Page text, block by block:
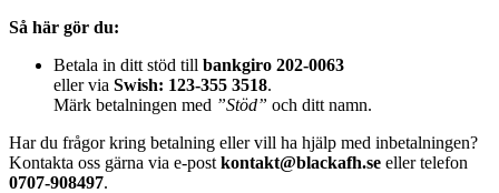
Så här gör du:
Betala in ditt stöd till bankgiro 202-0063
eller via Swish: 123-355 3518.
Märk betalningen med ”Stöd” och ditt namn.
Har du frågor kring betalning eller vill ha hjälp med inbetalningen?
Kontakta oss gärna via e-post kontakt@blackafh.se eller telefon
0707-908497.